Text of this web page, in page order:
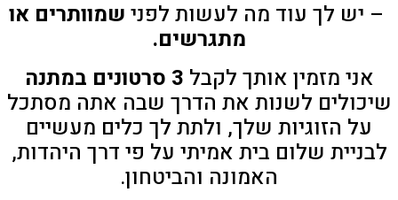
– יש לך עוד מה לעשות לפני שמוותרים או
מתגרשים.
אני מזמין אותך לקבל 3 סרטונים במתנה
שיכולים לשנות את הדרך שבה אתה מסתכל
על הזוגיות שלך, ולתת לך כלים מעשיים
לבניית שלום בית אמיתי על פי דרך היהדות,
האמונה והביטחון.